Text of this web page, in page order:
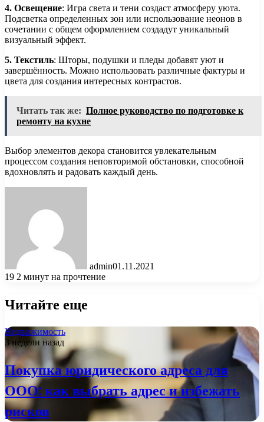
4. Освещение: Игра света и тени создаст атмосферу уюта.
Подсветка определенных зон или использование неонов в
сочетании с общем оформлением создадут уникальный
визуальный эффект.
5. Текстиль: Шторы, подушки и пледы добавят уют и
завершённость. Можно использовать различные фактуры и
цвета для создания интересных контрастов.
Читать так же: Полное руководство по подготовке к
ремонту на кухне
Выбор элементов декора становится увлекательным
процессом создания неповторимой обстановки, способной
вдохновлять и радовать каждый день.
admin01.11.2021
19 2 минут на прочтение
Читайте еще
Недвижимость
3 недели назад
Покупка юридического адреса для
ООО: как выбрать адрес и избежать
рисков